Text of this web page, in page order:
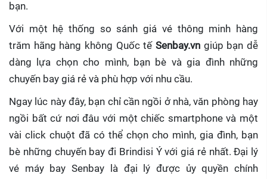
bạn.
Với một hệ thống so sánh giá vé thông minh hàng
trăm hãng hàng không Quốc tế Senbay.vn giúp bạn dễ
dàng lựa chọn cho mình, bạn bè và gia đình những
chuyến bay giá rẻ và phù hợp với nhu cầu.
Ngay lúc này đây, bạn chỉ cần ngồi ở nhà, văn phòng hay
ngồi bất cứ nơi đâu với một chiếc smartphone và một
vài click chuột đã có thể chọn cho mình, gia đình, bạn
bè những chuyến bay đi Brindisi Ý với giá rẻ nhất. Đại lý
vé máy bay Senbay
là đại lý được ủy quyền chính